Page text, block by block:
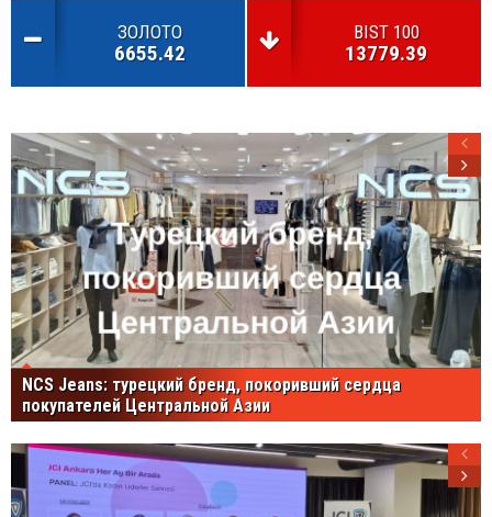
ЗОЛОТО
6655.42
BIST 100
13779.39
NCS Jeans: турецкий бренд, покоривший сердца
покупателей Центральной Азии